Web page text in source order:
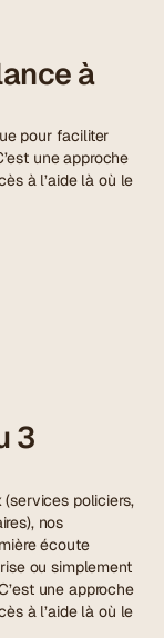
à
pour faciliter
une approche
à l’aide là où le
3
policiers,
nos
écoute
ou simplement
une approche
à l’aide là où le